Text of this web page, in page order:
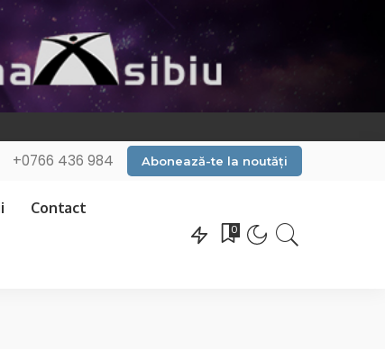
+0766 436 984 Abonează-te la noutăți
Contact
0